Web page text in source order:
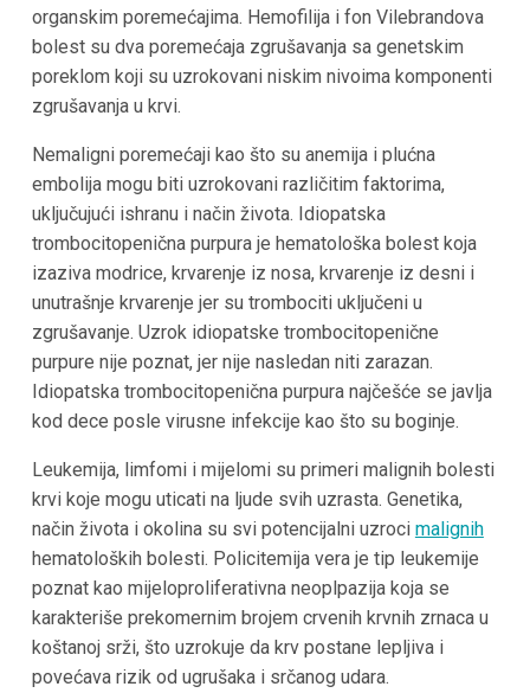
organskim poremećajima. Hemofilija i fon Vilebrandova
bolest su dva poremećaja zgrušavanja sa genetskim
poreklom koji su uzrokovani niskim nivoima komponenti
zgrušavanja u krvi.
Nemaligni poremećaji kao što su anemija i plućna
embolija mogu biti uzrokovani različitim faktorima,
uključujući ishranu i način života. Idiopatska
trombocitopenična purpura je hematološka bolest koja
izaziva modrice, krvarenje iz nosa, krvarenje iz desni i
unutrašnje krvarenje jer su trombociti uključeni u
zgrušavanje. Uzrok idiopatske trombocitopenične
purpure nije poznat, jer nije nasledan niti zarazan.
Idiopatska trombocitopenična purpura najčešće se javlja
kod dece posle virusne infekcije kao što su boginje.
Leukemija, limfomi i mijelomi su primeri malignih bolesti
krvi koje mogu uticati na ljude svih uzrasta. Genetika,
način života i okolina su svi potencijalni uzroci malignih
hematoloških bolesti. Policitemija vera je tip leukemije
poznat kao mijeloproliferativna neoplpazija koja se
karakteriše prekomernim brojem crvenih krvnih zrnaca u
koštanoj srži, što uzrokuje da krv postane lepljiva i
povećava rizik od ugrušaka i srčanog udara.